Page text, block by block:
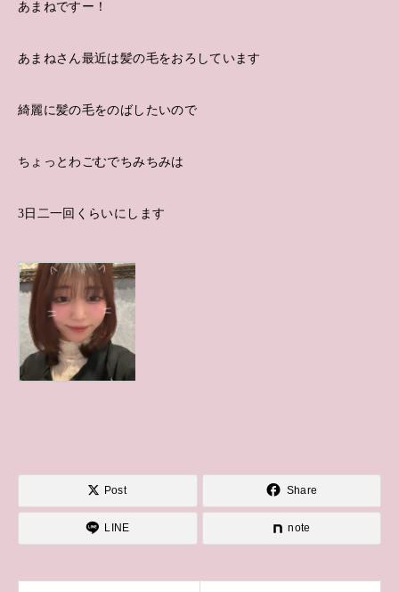
あまねですー！
あまねさん最近は髪の毛をおろしています
綺麗に髪の毛をのばしたいので
ちょっとわごむでちみちみは
3日二一回くらいにします
Post Share
LINE note